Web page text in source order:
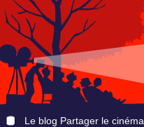
Le blog Partager le cinéma